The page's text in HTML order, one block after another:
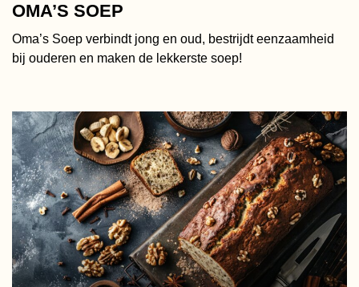
OMA’S SOEP
Oma’s Soep verbindt jong en oud, bestrijdt eenzaamheid
bij ouderen en maken de lekkerste soep!